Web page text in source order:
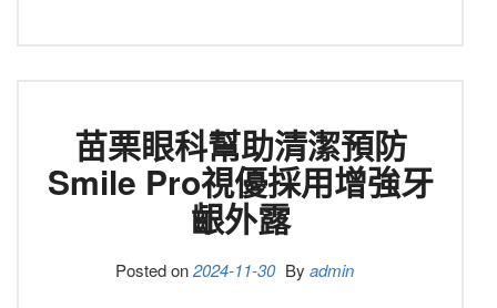
苗栗眼科幫助清潔預防
Smile Pro視優採用增強牙
齦外露
Posted on2024-11-30 By admin